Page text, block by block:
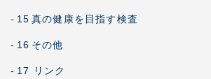
- 15 真の健康を目指す検査
- 16 その他
- 17 リンク